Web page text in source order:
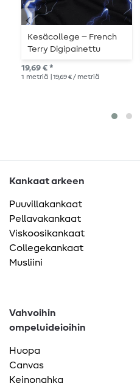
Kesäcollege – French
Terry Digipainettu
Salamat Musta
19,69 € *
1 metriä | 19,69 € / metriä
Kankaat arkeen
Puuvillakankaat
Pellavakankaat
Viskoosikankaat
Collegekankaat
Musliini
Vahvoihin
ompeluideioihin
Huopa
Canvas
Keinonahka